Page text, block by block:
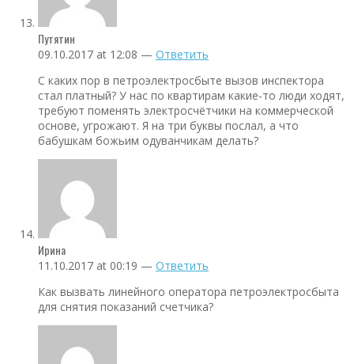
Путятин
09.10.2017 at 12:08 — Ответить
С каких пор в петроэлектросбыте вызов инспектора
стал платный? У нас по квартирам какие-то люди ходят,
требуют поменять электросчётчики на коммерческой
основе, угрожают. Я на три буквы послал, а что
бабушкам божьим одуванчикам делать?
Ирина
11.10.2017 at 00:19 — Ответить
Как вызвать линейного оператора петроэлектросбыта
для снятия показаний счетчика?